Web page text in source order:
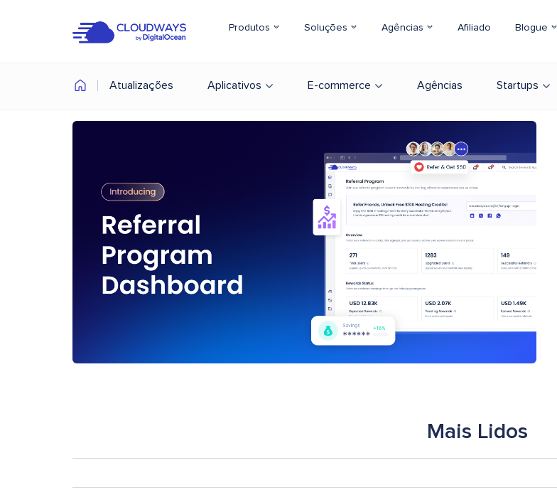
Produtos Soluções Agências Afiliado Blogue
Atualizações Aplicativos E-commerce Agências Startups
Mais Lidos